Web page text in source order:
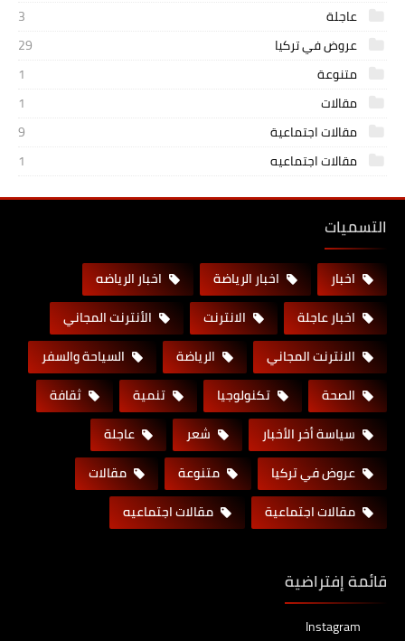
عاجلة
3
عروض في تركيا
29
متنوعة
1
مقالات
1
مقالات اجتماعية
9
مقالات اجتماعيه
1
التسميات
اخبار اخبار الرياضة
اخبار الرياضه
اخبار عاجلة
الانترنت
الأنترنت المجاني
الانترنت المجاني
الرياضة
السياحة والسفر
الصحة
تكنولوجيا تنمية
ثقافة
سياسة أخر الأخبار
شعر
عاجلة
عروض في تركيا
متنوعة
مقالات
مقالات اجتماعية
مقالات اجتماعيه
قائمة إفتراضية
Instagram